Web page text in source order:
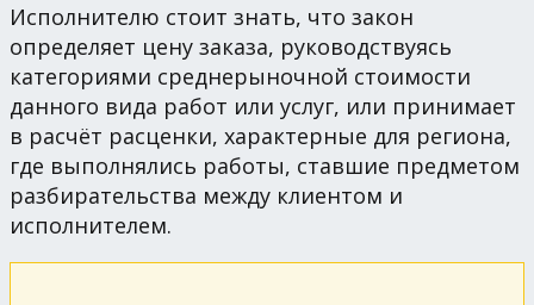
Исполнителю стоит знать, что закон
определяет цену заказа, руководствуясь
категориями среднерыночной стоимости
данного вида работ или услуг, или принимает
в расчёт расценки, характерные для региона,
где выполнялись работы, ставшие предметом
разбирательства между клиентом и
исполнителем.